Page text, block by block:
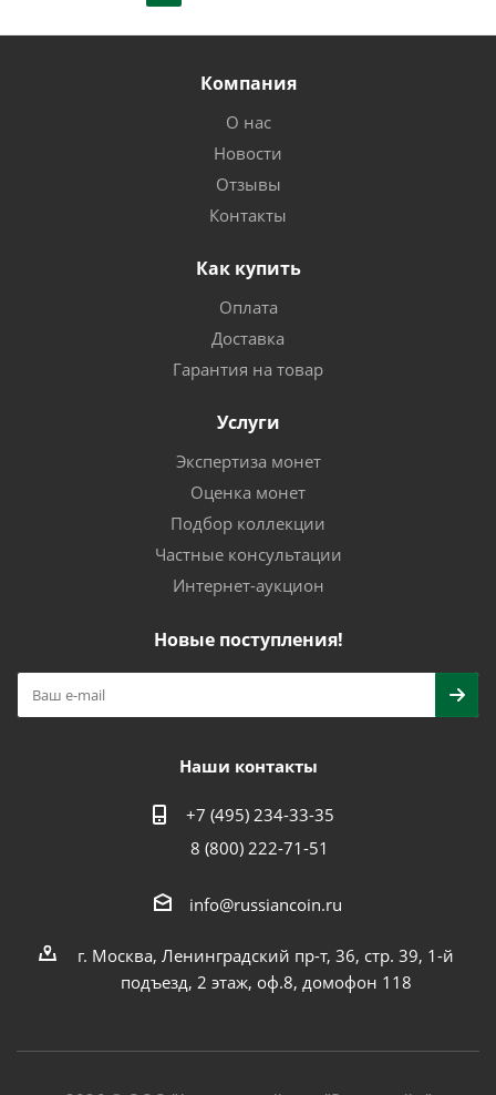
Компания
О нас
Новости
Отзывы
Контакты
Как купить
Оплата
Доставка
Гарантия на товар
Услуги
Экспертиза монет
Оценка монет
Подбор коллекции
Частные консультации
Интернет-аукцион
Новые поступления!
Наши контакты
+7 (495) 234-33-35
8 (800) 222-71-51
info@russiancoin.ru
г. Москва, Ленинградский пр-т, 36, стр. 39, 1-й
подъезд, 2 этаж, оф.8, домофон 118